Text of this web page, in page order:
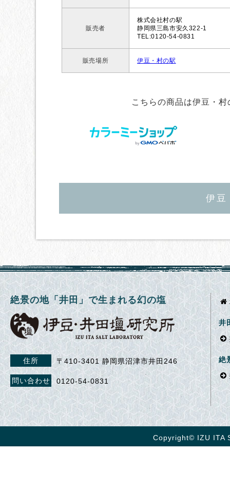
販売者
株式会社村の駅
静岡県三島市安久322-1
TEL:0120-54-0831
販売場所 伊豆・村の駅
こちらの商品は伊豆・
伊豆
絶景の地「井田」で生まれる幻の塩
住所 〒410-3401 静岡県沼津市井田246
問い合わせ 0120-54-0831
井
絶
Copyright© IZU ITA